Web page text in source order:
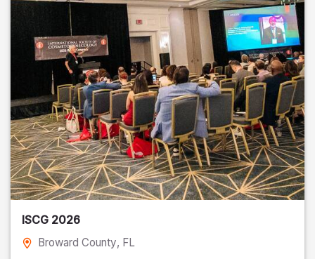
ISCG 2026
Broward County, FL